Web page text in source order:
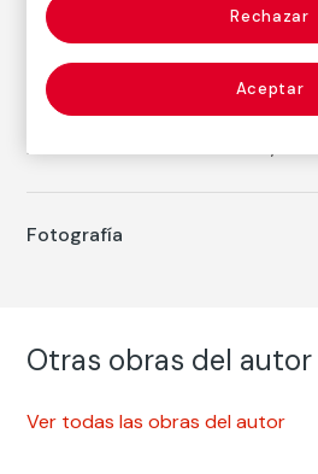
Autor
John Gutmann
Nacimiento: Breslau, Alemania
Polonia], 1905
Fallecimiento: San Francisco,
Fotografía
Otras obras del autor
Ver todas las obras del autor
Rechazar
Aceptar